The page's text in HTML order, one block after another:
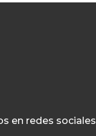
en redes sociales